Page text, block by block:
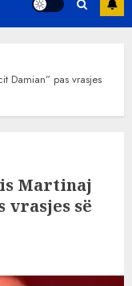
Damian” pas vrasjes
Martinaj
vrasjes së